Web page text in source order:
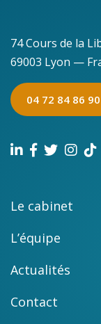
74 Cours de la
69003 Lyon —
04 72 84 86 90
Le cabinet
L’équipe
Actualités
Contact